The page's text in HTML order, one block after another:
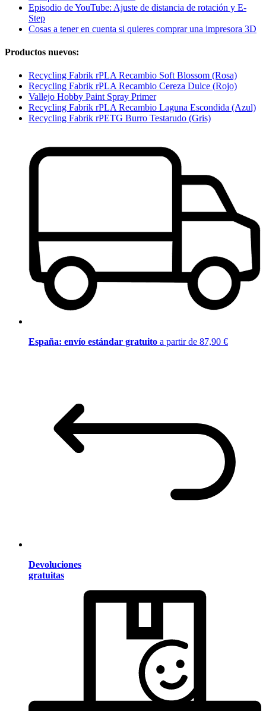
Episodio de YouTube: Ajuste de distancia de rotación y E-
Step
Cosas a tener en cuenta si quieres comprar una impresora 3D
Productos nuevos:
Recycling Fabrik rPLA Recambio Soft Blossom (Rosa)
Recycling Fabrik rPLA Recambio Cereza Dulce (Rojo)
Vallejo Hobby Paint Spray Primer
Recycling Fabrik rPLA Recambio Laguna Escondida (Azul)
Recycling Fabrik rPETG Burro Testarudo (Gris)
España: envío estándar gratuito a partir de 87,90 €
Devoluciones
gratuitas